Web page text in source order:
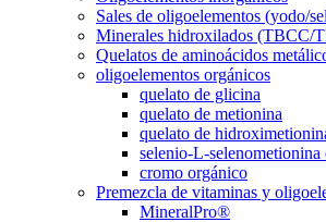
Sales de oligoelementos (yodo/
Minerales hidroxilados (TBCC/
Quelatos de aminoácidos
oligoelementos orgánicos
quelato de glicina
quelato de metionina
quelato de
selenio-L-selenometionina
cromo orgánico
Premezcla de vitaminas y
MineralPro®